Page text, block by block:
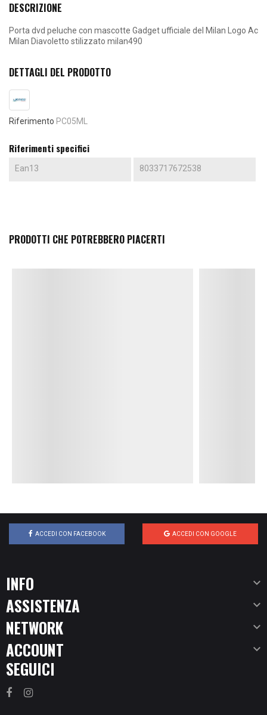
DESCRIZIONE
Porta dvd peluche con mascotte Gadget ufficiale del Milan Logo Ac
Milan Diavoletto stilizzato milan490
DETTAGLI DEL PRODOTTO
Riferimento PC05ML
Riferimenti specifici
Ean13 8033717672538
PRODOTTI CHE POTREBBERO PIACERTI
ACCEDI CON FACEBOOK ACCEDI CON GOOGLE
INFO 
ASSISTENZA 
NETWORK 
ACCOUNT 
SEGUICI